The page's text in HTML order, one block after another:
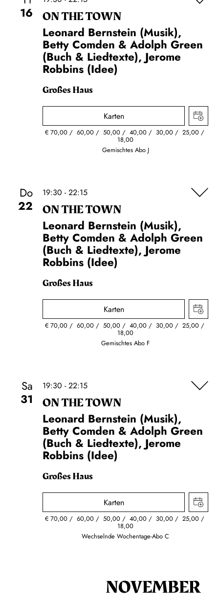
16
ON THE TOWN
Leonard Bernstein (Musik),
Betty Comden & Adolph Green
(Buch & Liedtexte), Jerome
Robbins (Idee)
Großes Haus
Karten
€ 70,00 60,00 50,00 40,00 30,00 25,00
18,00
Gemischtes Abo J
Do
22
19:30 - 22:15
ON THE TOWN
Leonard Bernstein (Musik),
Betty Comden & Adolph Green
(Buch & Liedtexte), Jerome
Robbins (Idee)
Großes Haus
Karten
€ 70,00 60,00 50,00 40,00 30,00 25,00
18,00
Gemischtes Abo F
Sa
31
19:30 - 22:15
ON THE TOWN
Leonard Bernstein (Musik),
Betty Comden & Adolph Green
(Buch & Liedtexte), Jerome
Robbins (Idee)
Großes Haus
Karten
€ 70,00 60,00 50,00 40,00 30,00 25,00
18,00
Wechselnde Wochentage-Abo C
NOVEMBER